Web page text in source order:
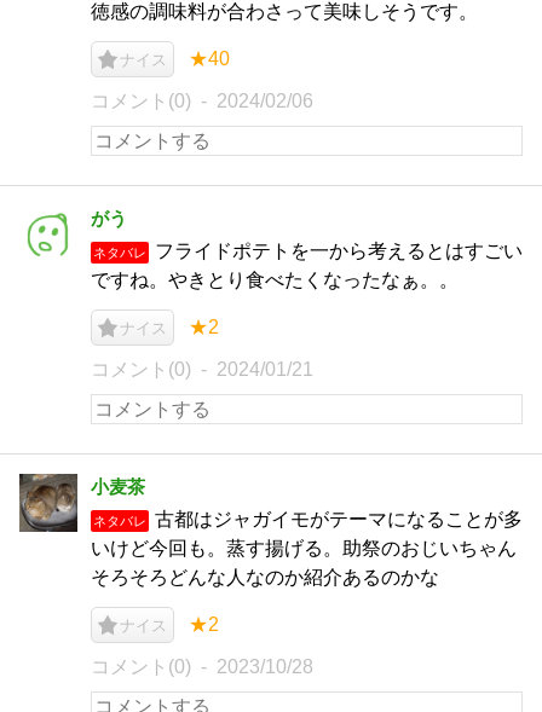
徳感の調味料が合わさって美味しそうです。
ナイス ★40
コメント(0) 2024/02/06
がう
ネタバレ
フライドポテトを一から考えるとはすごい
ですね。やきとり食べたくなったなぁ。。
ナイス ★2
コメント(0) 2024/01/21
小麦茶
ネタバレ
古都はジャガイモがテーマになることが多
いけど今回も。蒸す揚げる。助祭のおじいちゃん
そろそろどんな人なのか紹介あるのかな
ナイス ★2
コメント(0) 2023/10/28